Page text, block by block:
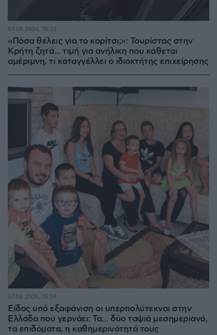
«Πόσα θέλεις για το κορίτσι;»: Τουρίστας στην
Κρήτη ζητά... τιμή για ανήλικη που κάθεται
αμέριμνη, τι καταγγέλλει ο ιδιοκτήτης επιχείρησης
07.08.2026, 18:22
Είδος υπό εξαφάνιση οι υπερπολύτεκνοι στην
Ελλάδα που γερνάει: Τα... δύο ταψιά μεσημεριανό,
τα επιδόματα, η καθημερινότητά τους
07.08.2026, 15:59